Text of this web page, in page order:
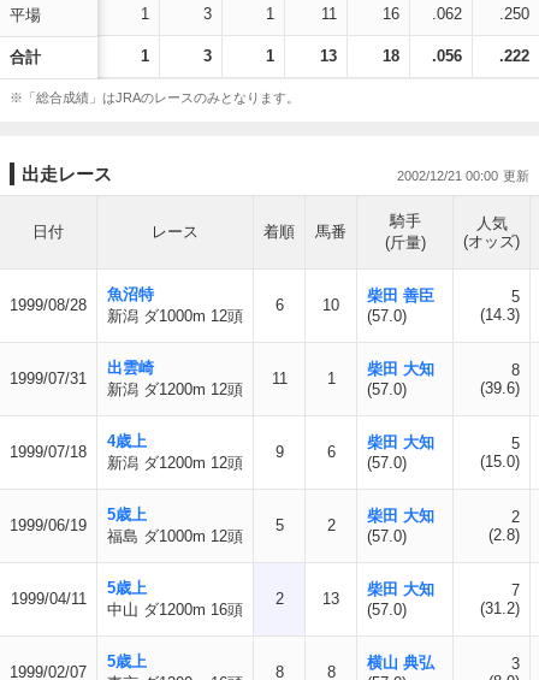
平場
合計
1 3 1 11 16 .062 .250
1 3 1 13 18 .056 .222
※「総合成績」はJRAのレースのみとなります。
出走レース 2002/12/21 00:00
日付 レース 着順 馬番
騎手
(斤量)
人気
(オッズ)
1999/08/28
魚沼特
新潟 ダ1000m 12頭
6 10
柴田 善臣
(57.0)
5
(14.3)
1999/07/31
出雲崎
新潟 ダ1200m 12頭
11 1
柴田 大知
(57.0)
8
(39.6)
1999/07/18
4歳上
新潟 ダ1200m 12頭
9 6
柴田 大知
(57.0)
5
(15.0)
1999/06/19
5歳上
福島 ダ1000m 12頭
5 2
柴田 大知
(57.0)
2
(2.8)
1999/04/11
5歳上
中山 ダ1200m 16頭
2 13
柴田 大知
(57.0)
7
(31.2)
1999/02/07
5歳上
8 8
横山 典弘
3